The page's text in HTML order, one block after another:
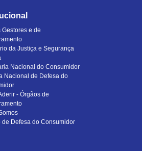
Gestores e de
da Justiça e Segurança
Nacional do Consumidor
Nacional de Defesa do
- Órgãos de
de Defesa do Consumidor